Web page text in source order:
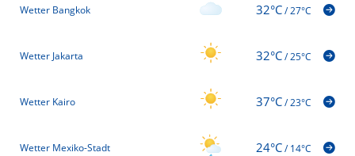
Wetter Bangkok 32°C/27°C
Wetter Jakarta 32°C/25°C
Wetter Kairo 37°C/23°C
Wetter Mexiko-Stadt 24°C/14°C